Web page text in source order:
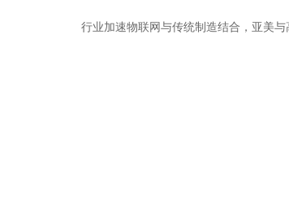
行业加速物联网与传统制造结合，亚美